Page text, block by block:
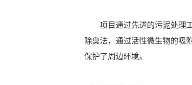
项目通过先进的污泥处理
除臭法，通过活性微生物的吸
保护了周边环境。